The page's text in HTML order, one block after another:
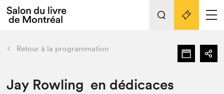
L'événement
Préparer sa visite au Salon
retour Nos activités
Liens pratiques
Retour à la programmation
Jay Rowling en dédicaces